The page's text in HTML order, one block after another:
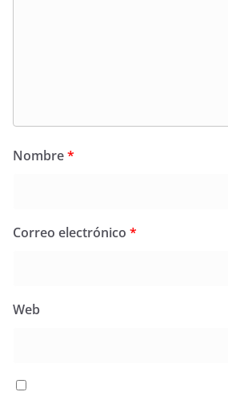
Nombre*
Correo electrónico *
Web